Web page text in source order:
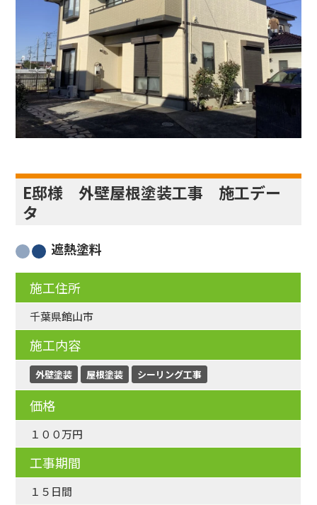
E邸様 外壁屋根塗装工事 施工デー
タ
遮熱塗料
施工住所
千葉県館山市
施工内容
外壁塗装 屋根塗装 シーリング工事
価格
１００万円
工事期間
１５日間